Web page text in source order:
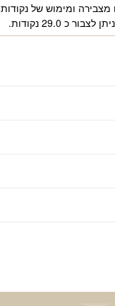
מצבירה ומימוש של נקודות
לצבור כ 29.0נקודות.